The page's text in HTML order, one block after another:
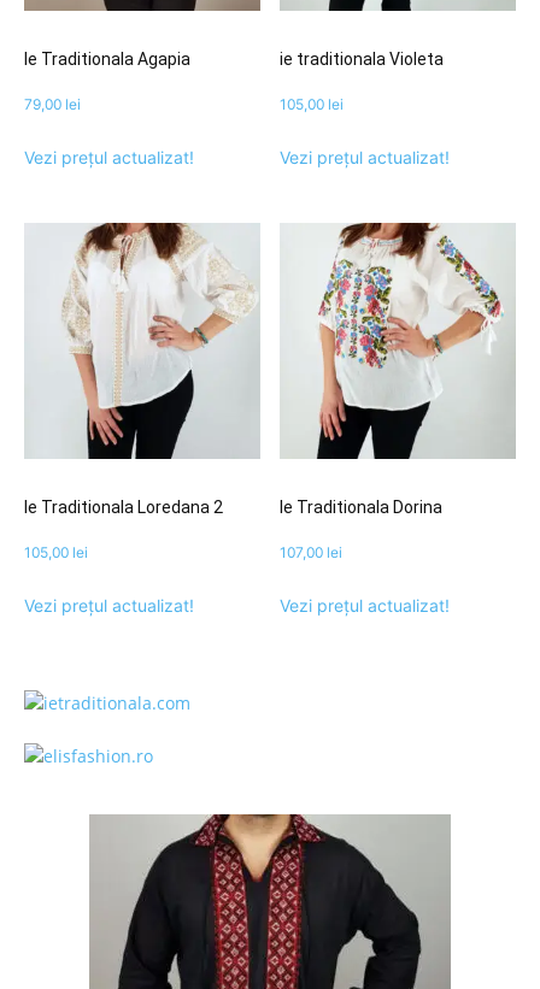
Ie Traditionala Agapia
79,00 lei
Vezi prețul actualizat!
ie traditionala Violeta
105,00 lei
Vezi prețul actualizat!
Ie Traditionala Loredana 2
105,00 lei
Vezi prețul actualizat!
Ie Traditionala Dorina
107,00 lei
Vezi prețul actualizat!